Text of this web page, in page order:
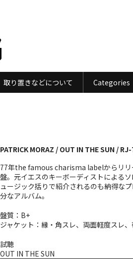
取り置きなどについて Categories
PATRICK MORAZ / OUT IN THE SUN /
77年the famous charisma labelからリリ
盤。元イエスのキーボーディストによる
ュージック括りで紹介されるのも納得な
分なアルバム。
盤質：B+
ジャケット：縁・角スレ、両面軽度スレ、
試聴
OUT IN THE SUN